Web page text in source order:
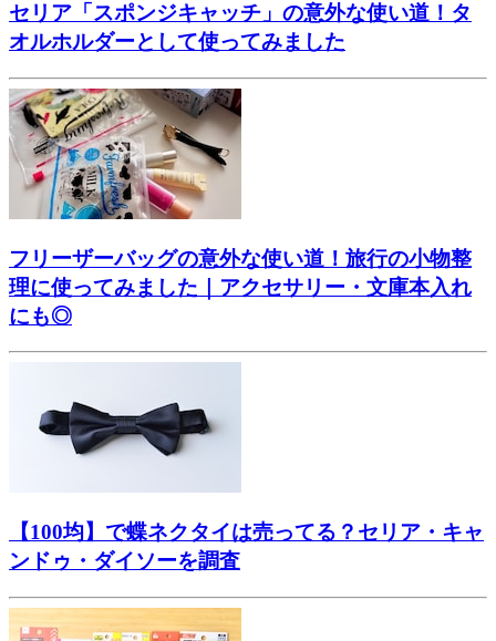
セリア「スポンジキャッチ」の意外な使い道！タ
オルホルダーとして使ってみました
フリーザーバッグの意外な使い道！旅行の小物整
理に使ってみました｜アクセサリー・文庫本入れ
にも◎
【100均】で蝶ネクタイは売ってる？セリア・キャ
ンドゥ・ダイソーを調査